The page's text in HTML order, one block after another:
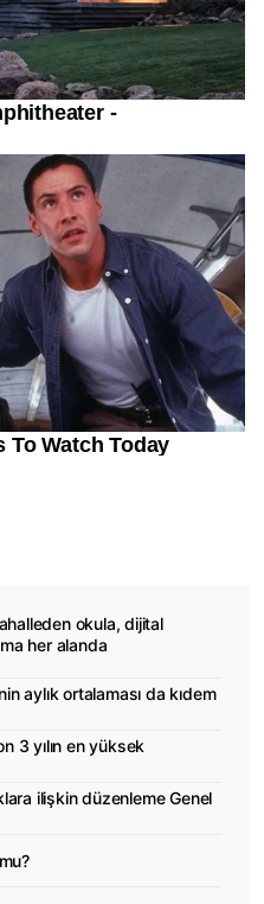
okula, dijital
her alanda
aylık ortalaması da kıdem
3 yılın en yüksek
ilişkin düzenleme Genel